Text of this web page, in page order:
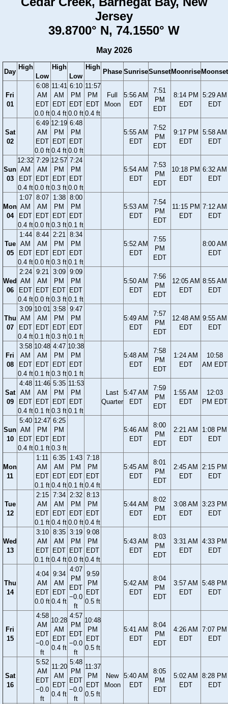
Jersey
39.8700° N, 74.1550° W
May 2026
Day
High
Low
High
Low
High
Phase SunriseSunset Moonrise Moonset
Fri
01
6:08
AM
EDT
0.0 ft
11:41
AM
EDT
0.4 ft
6:10
PM
EDT
0.0 ft
11:57
PM
EDT
0.4 ft
Full
Moon
5:56 AM
EDT
7:51
PM
EDT
8:14 PM
EDT
5:29 AM
EDT
Sat
02
6:49
AM
EDT
0.0 ft
12:19
PM
EDT
0.4 ft
6:48
PM
EDT
0.0 ft
5:55 AM
EDT
7:52
PM
EDT
9:17 PM
EDT
5:58 AM
EDT
Sun
03
12:32
AM
EDT
0.4 ft
7:29
AM
EDT
0.0 ft
12:57
PM
EDT
0.3 ft
7:24
PM
EDT
0.0 ft
5:54 AM
EDT
7:53
PM
EDT
10:18 PM
EDT
6:32 AM
EDT
Mon
04
1:07
AM
EDT
0.4 ft
8:07
AM
EDT
0.0 ft
1:38
PM
EDT
0.3 ft
8:00
PM
EDT
0.1 ft
5:53 AM
EDT
7:54
PM
EDT
11:15 PM
EDT
7:12 AM
EDT
Tue
05
1:44
AM
EDT
0.4 ft
8:44
AM
EDT
0.0 ft
2:21
PM
EDT
0.3 ft
8:34
PM
EDT
0.1 ft
5:52 AM
EDT
7:55
PM
EDT
8:00 AM
EDT
Wed
06
2:24
AM
EDT
0.4 ft
9:21
AM
EDT
0.0 ft
3:09
PM
EDT
0.3 ft
9:09
PM
EDT
0.1 ft
5:50 AM
EDT
7:56
PM
EDT
12:05 AM
EDT
8:55 AM
EDT
Thu
07
3:09
AM
EDT
0.4 ft
10:01
AM
EDT
0.1 ft
3:58
PM
EDT
0.3 ft
9:47
PM
EDT
0.1 ft
5:49 AM
EDT
7:57
PM
EDT
12:48 AM
EDT
9:55 AM
EDT
Fri
08
3:58
AM
EDT
0.4 ft
10:48
AM
EDT
0.1 ft
4:47
PM
EDT
0.3 ft
10:38
PM
EDT
0.1 ft
5:48 AM
EDT
7:58
PM
EDT
1:24 AM
EDT
10:58
AM EDT
Sat
09
4:48
AM
EDT
0.4 ft
11:46
AM
EDT
0.1 ft
5:35
PM
EDT
0.3 ft
11:53
PM
EDT
0.1 ft
Last
Quarter
5:47 AM
EDT
7:59
PM
EDT
1:55 AM
EDT
12:03
PM EDT
Sun
10
5:40
AM
EDT
0.4 ft
12:47
PM
EDT
0.1 ft
6:25
PM
EDT
0.3 ft
5:46 AM
EDT
8:00
PM
EDT
2:21 AM
EDT
1:08 PM
EDT
Mon
11
1:11
AM
EDT
0.1 ft
6:35
AM
EDT
0.4 ft
1:43
PM
EDT
0.1 ft
7:18
PM
EDT
0.4 ft
5:45 AM
EDT
8:01
PM
EDT
2:45 AM
EDT
2:15 PM
EDT
Tue
12
2:15
AM
EDT
0.1 ft
7:34
AM
EDT
0.4 ft
2:32
PM
EDT
0.0 ft
8:13
PM
EDT
0.4 ft
5:44 AM
EDT
8:02
PM
EDT
3:08 AM
EDT
3:23 PM
EDT
Wed
13
3:10
AM
EDT
0.1 ft
8:35
AM
EDT
0.4 ft
3:19
PM
EDT
0.0 ft
9:08
PM
EDT
0.4 ft
5:43 AM
EDT
8:03
PM
EDT
3:31 AM
EDT
4:33 PM
EDT
Thu
14
4:04
AM
EDT
0.0 ft
9:34
AM
EDT
0.4 ft
4:07
PM
EDT
−0.0
ft
9:59
PM
EDT
0.5 ft
5:42 AM
EDT
8:04
PM
EDT
3:57 AM
EDT
5:48 PM
EDT
Fri
15
4:58
AM
EDT
−0.0
ft
10:28
AM
EDT
0.4 ft
4:57
PM
EDT
−0.0
ft
10:48
PM
EDT
0.5 ft
5:41 AM
EDT
8:04
PM
EDT
4:26 AM
EDT
7:07 PM
EDT
Sat
16
5:52
AM
EDT
−0.0
ft
11:20
AM
EDT
0.4 ft
5:48
PM
EDT
−0.0
ft
11:37
PM
EDT
0.5 ft
New
Moon
5:40 AM
EDT
8:05
PM
EDT
5:02 AM
EDT
8:28 PM
EDT